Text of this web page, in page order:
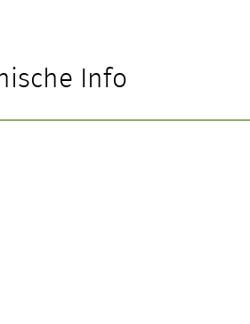
Info